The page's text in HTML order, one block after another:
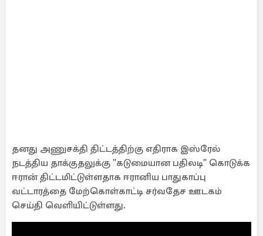
தனது அணுசக்தி திட்டத்திற்கு எதிராக இஸ்ரேல்
நடத்திய தாக்குதலுக்கு ''கடுமையான பதிலடி'' கொடுக்க
ஈரான் திட்டமிட்டுள்ளதாக ஈரானிய பாதுகாப்பு
வட்டாரத்தை மேற்கொள்காட்டி சர்வதேச ஊடகம்
செய்தி வெளியிட்டுள்ளது.